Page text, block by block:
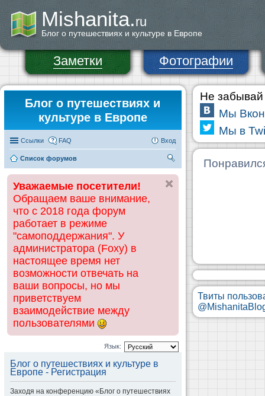
Mishanita.ru
Блог о путешествиях и культуре в Европе
Заметки Фотографии
Блог о путешествиях и
культуре в Европе
Ссылки FAQ Вход
Список форумов
ск
Уважаемые посетители!
Обращаем ваше внимание,
что с 2018 года форум
работает в режиме
"самоподдержания". У
администратора (Foxy) в
настоящее время нет
возможности отвечать на
ваши вопросы, но мы
приветствуем
взаимодействие между
пользователями
Язык:
Блог о путешествиях и культуре в
Европе - Регистрация
Заходя на конференцию «Блог о путешествиях
Не забывай
Мы
Мы в
Твиты